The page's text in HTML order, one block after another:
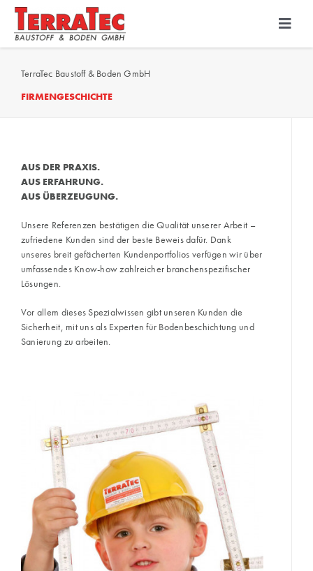
Skip
content
Bodenbeschichtung
PU-Beton
FIRMENGESCHICHTE
TerraTec Baustoff & Boden GmbH
AUS DER PRAXIS.
AUS ERFAHRUNG.
AUS ÜBERZEUGUNG.
Unsere Referenzen bestätigen die Qualität unserer Arbeit –
zufriedene Kunden sind der beste Beweis dafür. Dank
unseres breit gefächerten Kundenportfolios verfügen wir über
umfassendes Know-how zahlreicher branchenspezifischer
Lösungen.
Vor allem dieses Spezialwissen gibt unseren Kunden die
Sicherheit, mit uns als Experten für Bodenbeschichtung und
Sanierung zu arbeiten.